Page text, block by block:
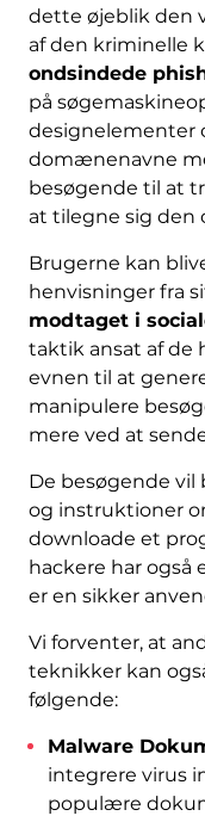
dette øjeblik den
af den kriminelle
ondsindede
på
designelementer
domænenavne
besøgende til at
at tilegne sig den
Brugerne kan
henvisninger fra
modtaget i
taktik ansat af de
evnen til at
manipulere
mere ved at
De besøgende vil
og instruktioner
downloade et
hackere har også
er en sikker
Vi forventer, at
teknikker kan
følgende:
Malware
integrere virus
populære